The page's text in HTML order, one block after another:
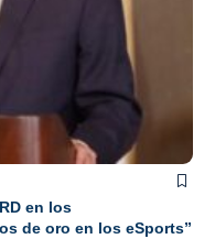
en los
de oro en los eSports”